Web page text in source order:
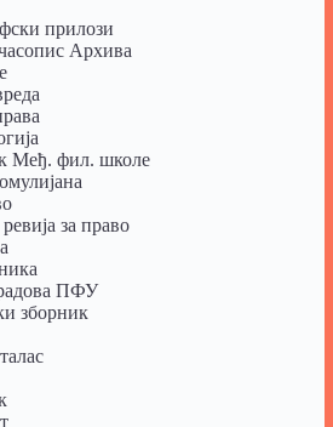
прилози
Архива
Међ. фил. школе
за право
ПФУ
зборник